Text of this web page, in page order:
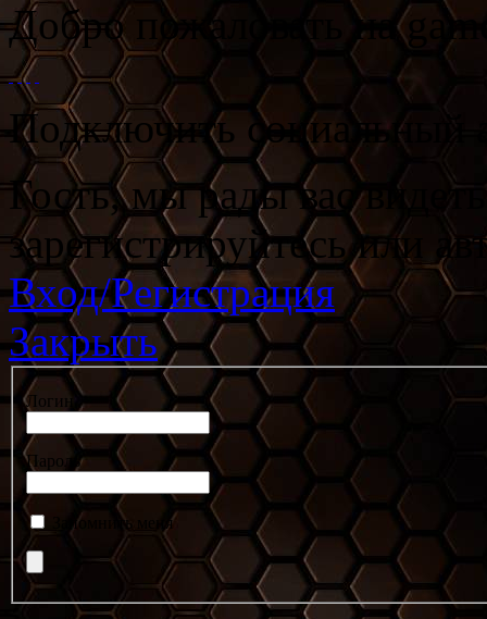
Добро пожаловать на
Подключить социальный
Гость, мы рады вас
зарегистрируйтесь или
Вход/Регистрация
Закрыть
Логин
Пароль
Запомнить меня